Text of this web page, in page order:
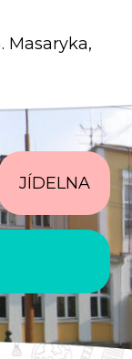
Masaryka,
JÍDELNA